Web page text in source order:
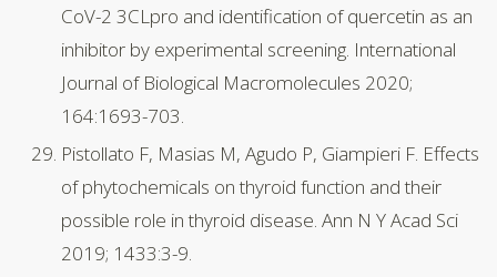
CoV-2 3CLpro and identification of quercetin as an
inhibitor by experimental screening. International
Journal of Biological Macromolecules 2020;
164:1693-703.
Pistollato F, Masias M, Agudo P, Giampieri F. Effects
of phytochemicals on thyroid function and their
possible role in thyroid disease. Ann N Y Acad Sci
2019; 1433:3-9.